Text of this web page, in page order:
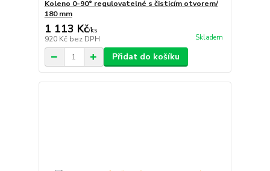
Koleno 0-90° regulovatelné s čisticím otvorem/
180 mm
1 113 Kč/ks
920 Kč bez DPH Skladem
Přidat do košíku